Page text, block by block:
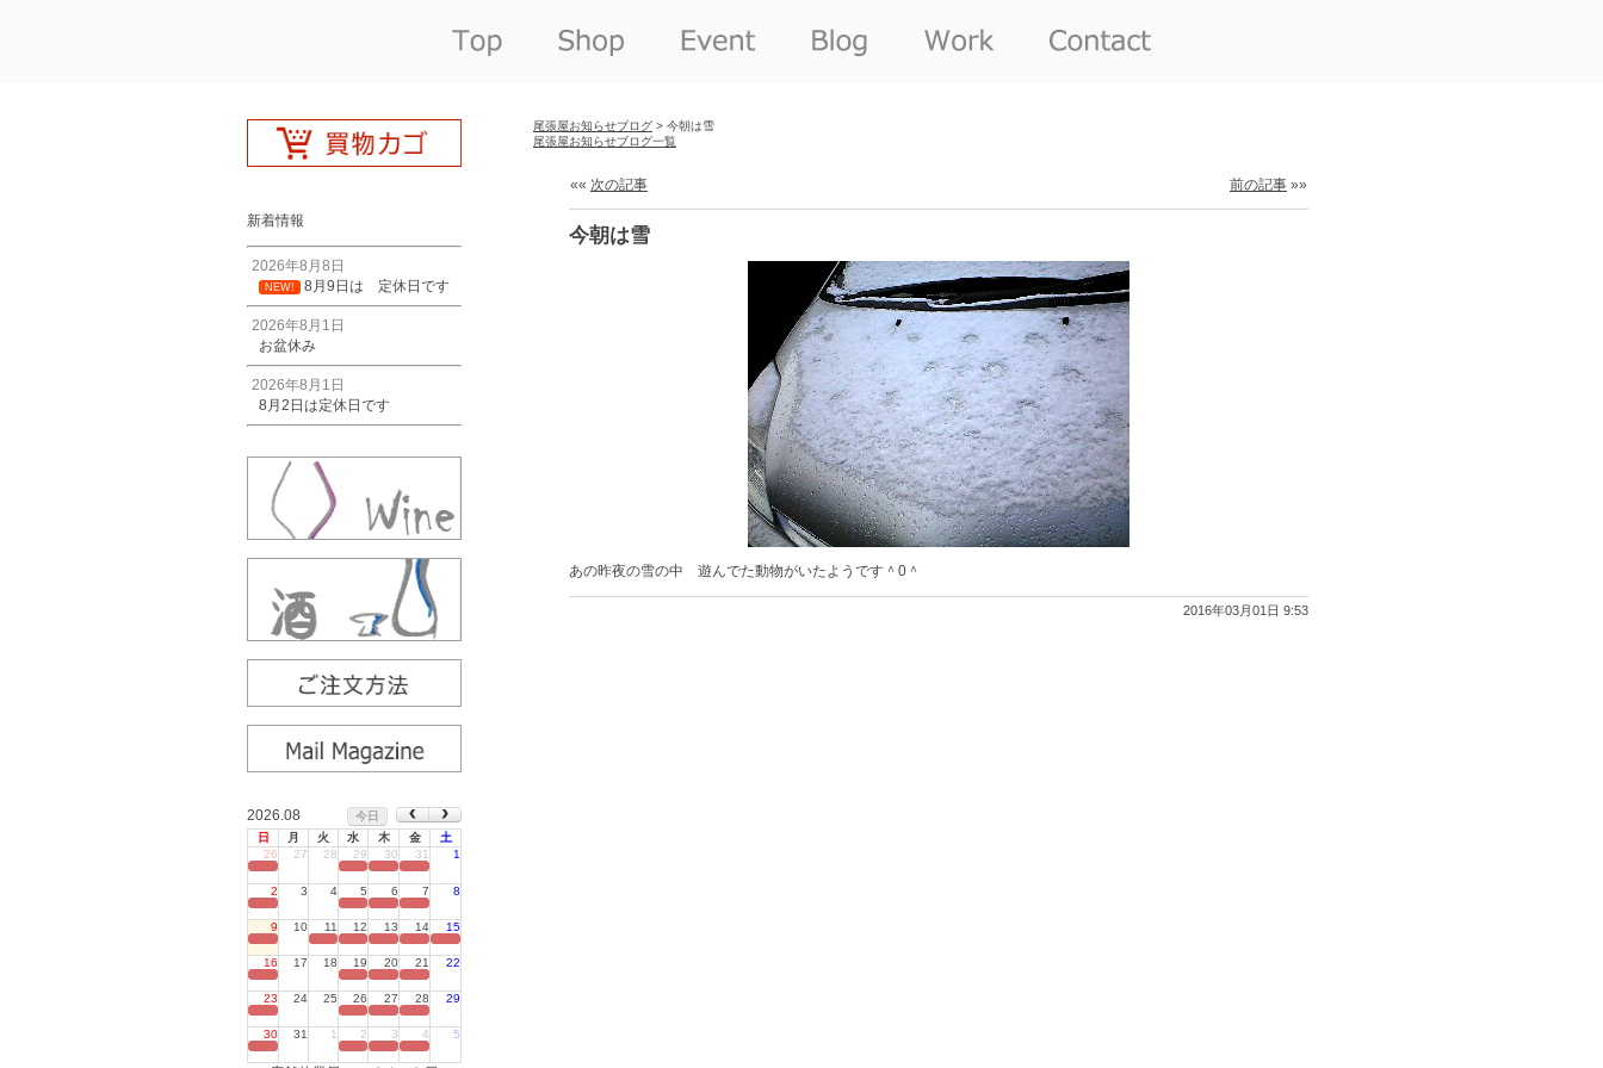
新着情報
2026年8月8日
NEW! 8月9日は 定休日です
2026年8月1日
お盆休み
2026年8月1日
8月2日は定休日です
2026.08
今日
日
月 火 水 木 金
土
26
27 28 29 30 31 1
2 3 4 5 6 7 8
9 10 11 12 13 14 15
16 17 18 19 20 21 22
23 24 25 26 27 28 29
30 31 1 2 3 4 5
尾張屋お知らせブログ > 今朝は雪
尾張屋お知らせブログ一覧
«« 次の記事 前の記事 »»
今朝は雪
あの昨夜の雪の中 遊んでた動物がいたようです＾0＾
2016年03月01日 9:53